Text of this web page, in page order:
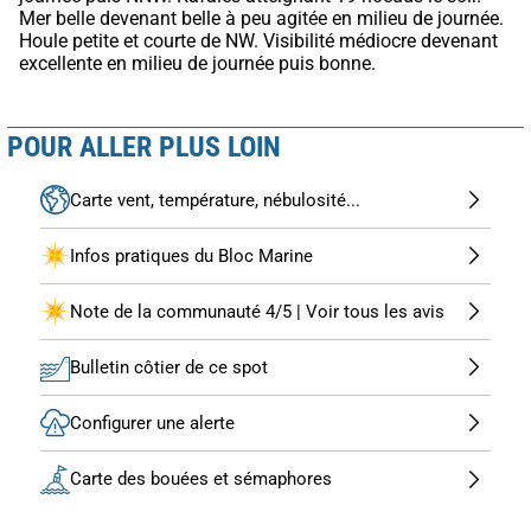
Mer belle devenant belle à peu agitée en milieu de journée.
Houle petite et courte de NW. Visibilité médiocre devenant
excellente en milieu de journée puis bonne.
POUR ALLER PLUS LOIN
Carte vent, température, nébulosité...
Infos pratiques du Bloc Marine
Note de la communauté 4/5 | Voir tous les avis
Bulletin côtier de ce spot
Configurer une alerte
Carte des bouées et sémaphores